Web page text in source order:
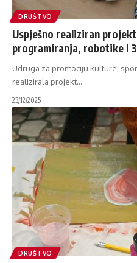
DRUŠTVO
Uspješno realiziran projekt
programiranja, robotike i
Udruga za promociju kulture,
realizirala projekt…
23/12/2025
DRUŠTVO